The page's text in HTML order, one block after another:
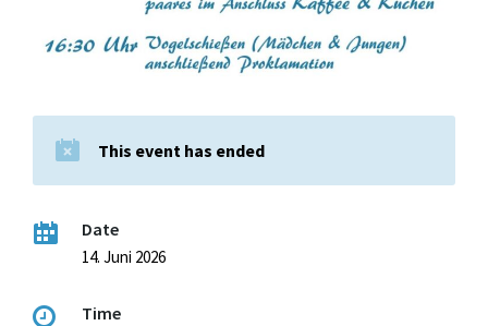
This event has ended
Date
14. Juni 2026
Time